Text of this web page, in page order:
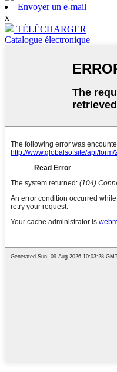
Envoyer un e-mail
x
TÉLÉCHARGER
Catalogue électronique